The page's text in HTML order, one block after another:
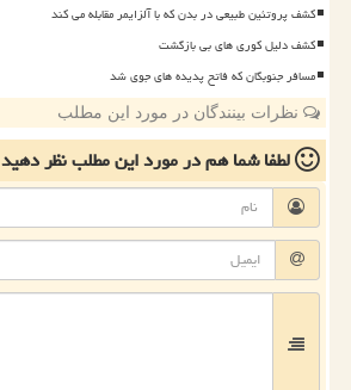
کشف پروتئین طبیعی در بدن که با آلزایمر مقابله می کند
کشف دلیل کوری های بی بازگشت
مسافر جنوبگان که فاتح پدیده های جوی شد
نظرات بینندگان در مورد این مطلب
لطفا شما همدر مورد این مطلبنظر دهید